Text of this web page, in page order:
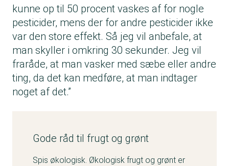
kunne op til 50 procent vaskes af for nogle
pesticider, mens der for andre pesticider ikke
var den store effekt. Så jeg vil anbefale, at
man skyller i omkring 30 sekunder. Jeg vil
fraråde, at man vasker med sæbe eller andre
ting, da det kan medføre, at man indtager
noget af det.”
Gode råd til frugt og grønt
Spis økologisk. Økologisk frugt og grønt er